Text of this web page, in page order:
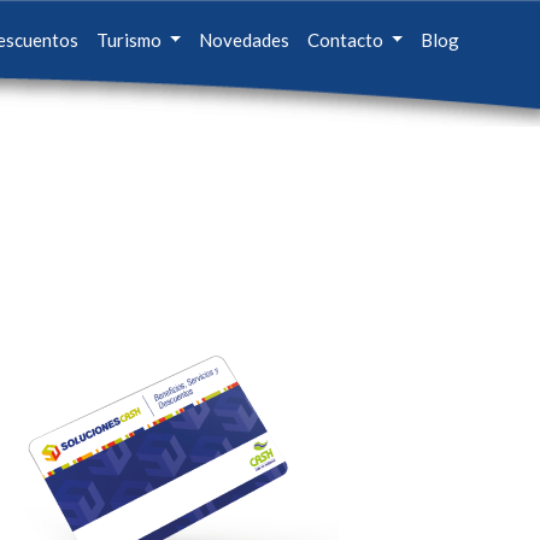
Turismo Novedades Contacto Blog